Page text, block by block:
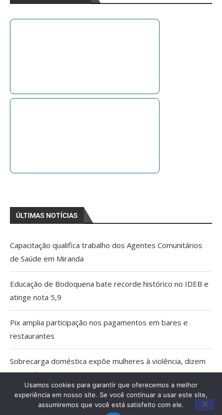
ÚLTIMAS NOTÍCIAS
Capacitação qualifica trabalho dos Agentes Comunitários
de Saúde em Miranda
Educação de Bodoquena bate recorde histórico no IDEB e
atinge nota 5,9
Pix amplia participação nos pagamentos em bares e
restaurantes
Sobrecarga doméstica expõe mulheres à violência, dizem
especialistas
MPMS cria unidade para atuar em crimes ambientais e
conflitos fundiários no Pantanal
Usamos cookies para garantir que oferecemos a melhor
experiência em nosso site. Se você continuar a usar este site,
assumiremos que você está satisfeito com ele.